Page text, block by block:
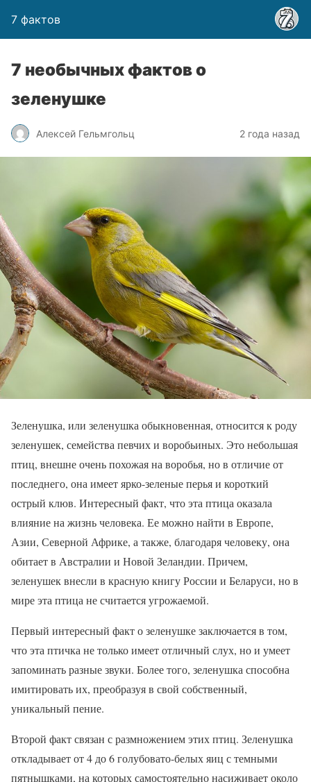
7 фактов
7 необычных фактов о
зеленушке
Алексей Гельмгольц 2 года назад
Зеленушка, или зеленушка обыкновенная, относится к роду
зеленушек, семейства певчих и воробьиных. Это небольшая
птиц, внешне очень похожая на воробья, но в отличие от
последнего, она имеет ярко-зеленые перья и короткий
острый клюв. Интересный факт, что эта птица оказала
влияние на жизнь человека. Ее можно найти в Европе,
Азии, Северной Африке, а также, благодаря человеку, она
обитает в Австралии и Новой Зеландии. Причем,
зеленушек внесли в красную книгу России и Беларуси, но в
мире эта птица не считается угрожаемой.
Первый интересный факт о зеленушке заключается в том,
что эта птичка не только имеет отличный слух, но и умеет
запоминать разные звуки. Более того, зеленушка способна
имитировать их, преобразуя в свой собственный,
уникальный пение.
Второй факт связан с размножением этих птиц. Зеленушка
откладывает от 4 до 6 голубовато-белых яиц с темными
пятнышками, на которых самостоятельно насиживает около